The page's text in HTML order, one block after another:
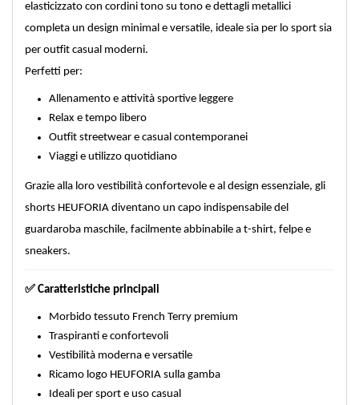
elasticizzato con cordini tono su tono e dettagli metallici
completa un design minimal e versatile, ideale sia per lo sport sia
per outfit casual moderni.
Perfetti per:
Allenamento e attività sportive leggere
Relax e tempo libero
Outfit streetwear e casual contemporanei
Viaggi e utilizzo quotidiano
Grazie alla loro vestibilità confortevole e al design essenziale, gli
shorts HEUFORIA diventano un capo indispensabile del
guardaroba maschile, facilmente abbinabile a t-shirt, felpe e
sneakers.
✅ Caratteristiche principali
Morbido tessuto French Terry premium
Traspiranti e confortevoli
Vestibilità moderna e versatile
Ricamo logo HEUFORIA sulla gamba
Ideali per sport e uso casual